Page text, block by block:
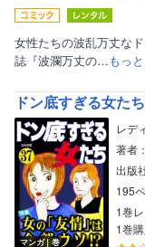
女性たちの波乱万丈な
誌『波瀾万丈の…もっ
ドン底すぎる女た
マンガ｜巻
レデ
著者
出版
195
1巻
1巻